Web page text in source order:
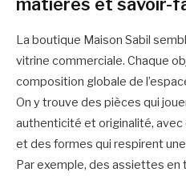
La boutique Maison Sabil
vitrine commerciale. Chaque
composition globale de
On y trouve des pièces qui
authenticité et originalité,
et des formes qui respirent
Par exemple, des assiettes